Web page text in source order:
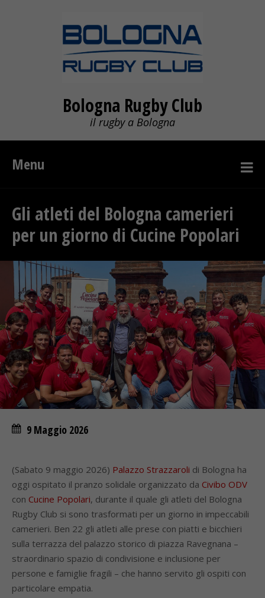
Bologna Rugby Club
il rugby a Bologna
Menu
Gli atleti del Bologna camerieri
per un giorno di Cucine Popolari
9 Maggio 2026
(Sabato 9 maggio 2026) Palazzo Strazzaroli di Bologna ha
oggi ospitato il pranzo solidale organizzato da Civibo ODV
con Cucine Popolari, durante il quale gli atleti del Bologna
Rugby Club si sono trasformati per un giorno in impeccabili
camerieri. Ben 22 gli atleti alle prese con piatti e bicchieri
sulla terrazza del palazzo storico di piazza Ravegnana –
straordinario spazio di condivisione e inclusione per
persone e famiglie fragili – che hanno servito gli ospiti con
particolare empatia.